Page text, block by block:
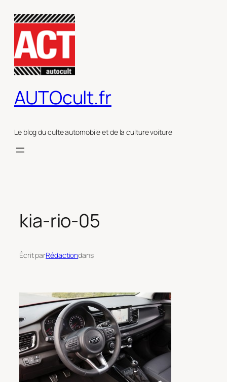
contenu
AUTOcult.fr
Le blog du culte automobile et de la culture voiture
kia-rio-05
Écrit parRédactiondans